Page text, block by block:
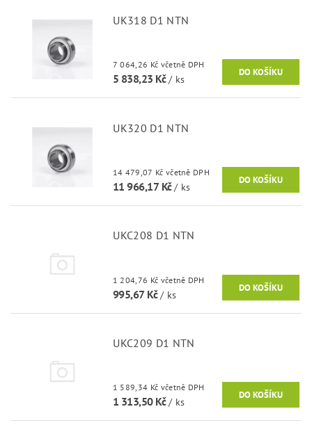
UK318 D1 NTN
7 064,26 Kč včetně DPH
5 838,23 Kč/ ks
UK320 D1 NTN
14 479,07 Kč včetně DPH
11 966,17 Kč/ ks
UKC208 D1 NTN
1 204,76 Kč včetně DPH
995,67 Kč/ ks
UKC209 D1 NTN
1 589,34 Kč včetně DPH
1 313,50 Kč/ ks